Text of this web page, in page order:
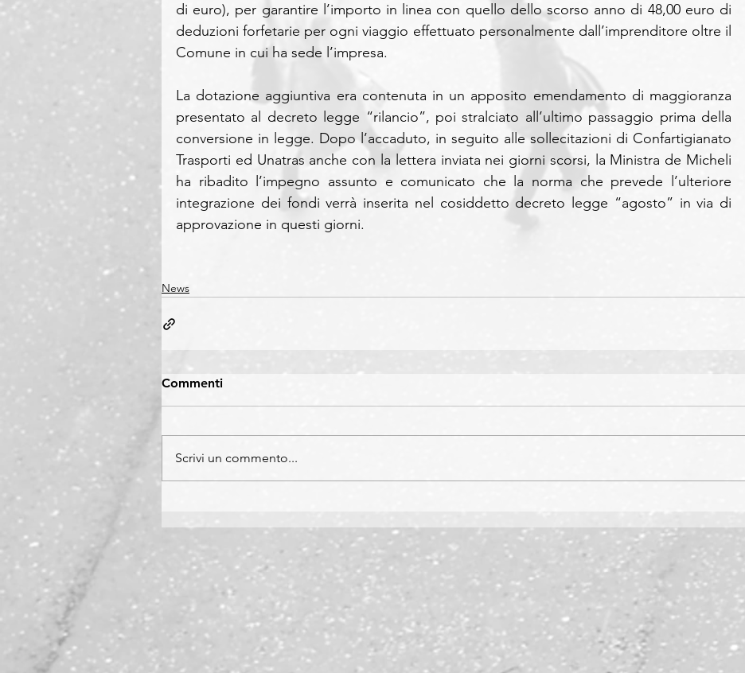
di euro), per garantire l’importo in linea con quello dello scorso anno di 48,00 euro di
deduzioni forfetarie per ogni viaggio effettuato personalmente dall’imprenditore oltre il
Comune in cui ha sede l’impresa.
La dotazione aggiuntiva era contenuta in un apposito emendamento di maggioranza
presentato al decreto legge “rilancio”, poi stralciato all’ultimo passaggio prima della
conversione in legge. Dopo l’accaduto, in seguito alle sollecitazioni di Confartigianato
Trasporti ed Unatras anche con la lettera inviata nei giorni scorsi, la Ministra de Micheli
ha ribadito l’impegno assunto e comunicato che la norma che prevede l’ulteriore
integrazione dei fondi verrà inserita nel cosiddetto decreto legge “agosto” in via di
approvazione in questi giorni.
News
Commenti
Scrivi un commento...